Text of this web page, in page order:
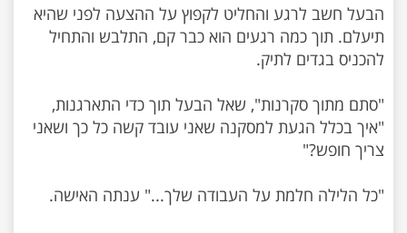
הבעל חשב לרגע והחליט לקפוץ על ההצעה לפני שהיא
תיעלם. תוך כמה רגעים הוא כבר קם, התלבש והתחיל
"סתם מתוך סקרנות", שאל הבעל תוך כדי התארגנות,
"איך בכלל הגעת למסקנה שאני עובד קשה כל כך ושאני